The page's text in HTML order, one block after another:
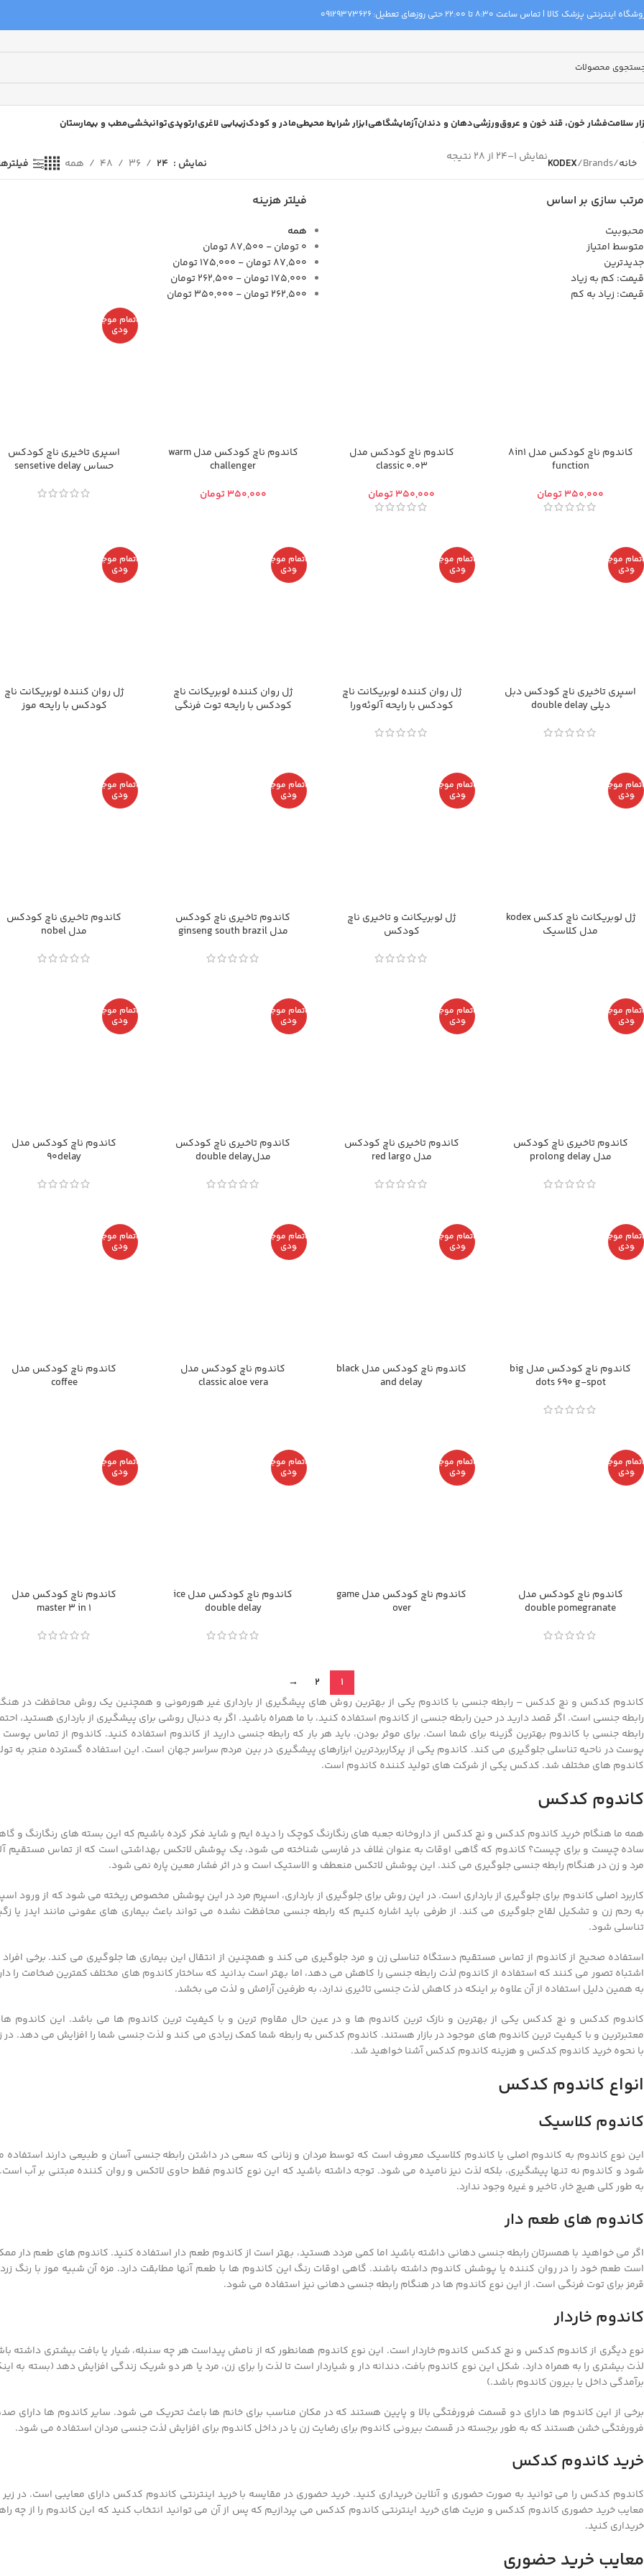
اینترنتی پزشک کالا | تماس ساعت 8:30 تا 22:00 حتی روزهای تعطیل: 09129373626
سلامتفشار خون، قند خون و عروقورزشیدهان و دندانآزمایشگاهیابزار شرایط محیطیمادر و کودکزیبایی لاغریارتوپدیتوانبخشیمطب و بیمارستان
خانه Brands
KODEXنمایش 1–24 از 28 نتیجه نمایش 24
36
48 همه
مرتب سازی بر اساس
محبوبیت
متوسط امتیاز
جدیدترین
قیمت: کم به زیاد
قیمت: زیاد به کم
فیلتر هزینه
همه
0 تومان-
87,500 تومان
87,500 تومان-
175,000 تومان
175,000 تومان-
262,500 تومان
262,500 تومان-
350,000 تومان
کاندوم ناچ کودکس مدل 8in1
function
تومان
کاندوم ناچ کودکس مدل
classic 0.03
تومان
کاندوم ناچ کودکس مدل warm
challenger
تومان
اتمام موج
ودی
اسپری تاخیری ناچ کودکس
حساس sensetive delay
اتمام موج
ودی
اسپری تاخیری ناچ کودکس دبل
دیلی double delay
اتمام موج
ودی
ژل روان کننده لوبریکانت ناچ
کودکس با رایحه آلوئه‌ورا
اتمام موج
ودی
ژل روان کننده لوبریکانت ناچ
کودکس با رایحه توت فرنگی
اتمام موج
ودی
ژل روان کننده لوبریکانت ناچ
کودکس با رایحه موز
اتمام موج
ودی
ژل لوبریکانت ناچ کدکس kodex
مدل کلاسیک
اتمام موج
ودی
ژل لوبریکانت و تاخیری ناچ
کودکس
اتمام موج
ودی
کاندوم تاخیری ناچ کودکس
مدل ginseng south brazil
اتمام موج
ودی
کاندوم تاخیری ناچ کودکس
مدل nobel
اتمام موج
ودی
کاندوم تاخیری ناچ کودکس
مدل prolong delay
اتمام موج
ودی
کاندوم تاخیری ناچ کودکس
مدل red largo
اتمام موج
ودی
کاندوم تاخیری ناچ کودکس
مدلdouble delay
اتمام موج
ودی
کاندوم ناچ کودکس مدل
90delay
اتمام موج
ودی
کاندوم ناچ کودکس مدل big
dots 690 g-spot
اتمام موج
ودی
کاندوم ناچ کودکس مدل black
and delay
اتمام موج
ودی
کاندوم ناچ کودکس مدل
classic aloe vera
اتمام موج
ودی
کاندوم ناچ کودکس مدل
coffee
اتمام موج
ودی
کاندوم ناچ کودکس مدل
double pomegranate
اتمام موج
ودی
کاندوم ناچ کودکس مدل game
over
اتمام موج
ودی
کاندوم ناچ کودکس مدل ice
double delay
اتمام موج
ودی
کاندوم ناچ کودکس مدل
master 3 in 1
1
2
→
کاندوم کدکس و نچ کدکس – رابطه جنسی با کاندوم یکی از بهترین روش های پیشگیری از بارداری غیر هورمونی و همچنین یک روش محافظت در
رابطه جنسی است. اگر قصد دارید در حین رابطه جنسی از کاندوم استفاده کنید، با ما همراه باشید. اگر به دنبال روشی برای پیشگیری از بارداری هستید،
رابطه جنسی با کاندوم بهترین گزینه برای شما است. برای موثر بودن، باید هر بار که رابطه جنسی دارید از کاندوم استفاده کنید. کاندوم از تماس پوست
پوست در ناحیه تناسلی جلوگیری می کند. کاندوم یکی از پرکاربردترین ابزارهای پیشگیری در بین مردم سراسر جهان است. این استفاده گسترده منجر به
کاندوم های مختلف شد. کدکس یکی از شرکت های تولید کننده کاندوم است.
کاندوم کدکس
همه ما هنگام خرید کاندوم کدکس و نچ کدکس از داروخانه جعبه های رنگارنگ کوچک را دیده ایم و شاید فکر کرده باشیم که این بسته های رنگارنگ و
ساده چیست و برای چیست؟ کاندوم که گاهی اوقات به عنوان غلاف در فارسی شناخته می شود، یک پوشش لاتکس بهداشتی است که از تماس مستقیم
مرد و زن در هنگام رابطه جنسی جلوگیری می کند. این پوشش لاتکس منعطف و الاستیک است و در اثر فشار معین پاره نمی شود.
کاربرد اصلی کاندوم برای جلوگیری از بارداری است. در این روش برای جلوگیری از بارداری، اسپرم مرد در این پوشش مخصوص ریخته می شود که از ورود
به رحم زن و تشکیل لقاح جلوگیری می کند. از طرفی باید اشاره کنیم که رابطه جنسی محافظت نشده می تواند باعث بیماری های عفونی مانند ایدز یا
تناسلی شود.
استفاده صحیح از کاندوم از تماس مستقیم دستگاه تناسلی زن و مرد جلوگیری می کند و همچنین از انتقال این بیماری ها جلوگیری می کند. برخی افراد
اشتباه تصور می کنند که استفاده از کاندوم لذت رابطه جنسی را کاهش می دهد، اما بهتر است بدانید که ساختار کاندوم های مختلف کمترین ضخامت را
به همین دلیل استفاده از آن علاوه بر اینکه در کاهش لذت جنسی تاثیری ندارد، به طرفین آرامش و لذت می بخشد.
کاندوم کدکس و نچ کدکس یکی از بهترین و نازک ترین کاندوم ها و در عین حال مقاوم ترین و با کیفیت ترین کاندوم ها می باشد. این کاندوم ها
معتبرترین و با کیفیت ترین کاندوم های موجود در بازار هستند. کاندوم کدکس به رابطه شما کمک زیادی می کند و لذت جنسی شما را افزایش می دهد. در
با نحوه خرید کاندوم کدکس و هزینه کاندوم کدکس آشنا خواهید شد.
انواع کاندوم کدکس
کاندوم کلاسیک
این نوع کاندوم به کاندوم اصلی یا کاندوم کلاسیک معروف است که توسط مردان و زنانی که سعی در داشتن رابطه جنسی آسان و طبیعی دارند استفاده
شود و کاندوم نه تنها پیشگیری، بلکه لذت نیز نامیده می شود. توجه داشته باشید که این نوع کاندوم فقط حاوی لاتکس و روان کننده مبتنی بر آب
به طور کلی هیچ خار، تاخیر و غیره وجود ندارد.
کاندوم های طعم دار
اگر می خواهید با همسرتان رابطه جنسی دهانی داشته باشید اما کمی مردد هستید، بهتر است از کاندوم طعم دار استفاده کنید. کاندوم های طعم دار
است طعم خود را در روان کننده یا پوشش کاندوم داشته باشند. گاهی اوقات رنگ این کاندوم ها با طعم آنها مطابقت دارد. مزه آن شبیه موز با رنگ زرد
قرمز برای توت فرنگی است. از این نوع کاندوم ها در هنگام رابطه جنسی دهانی نیز استفاده می شود.
کاندوم خاردار
نوع دیگری از کاندوم کدکس و نچ کدکس کاندوم خاردار است. این نوع کاندوم همانطور که از نامش پیداست هر چه سنبله، شیار یا بافت بیشتری داشته
لذت بیشتری را به همراه دارد. شکل این نوع کاندوم بافت، دندانه دار و شیاردار است تا لذت را برای زن، مرد یا هر دو شریک زندگی افزایش دهد (بسته به
برآمدگی داخل یا بیرون کاندوم باشد.)
برخی از این کاندوم ها دارای دو قسمت فرورفتگی بالا و پایین هستند که در مکان مناسب برای خانم ها باعث تحریک می شود. سایر کاندوم ها دارای
فرورفتگی خشن هستند که به طور برجسته در قسمت بیرونی کاندوم برای رضایت زن یا در داخل کاندوم برای افزایش لذت جنسی مردان استفاده می شود.
خرید کاندوم کدکس
کاندوم کدکس را می توانید به صورت حضوری و آنلاین خریداری کنید. خرید حضوری در مقایسه با خرید اینترنتی کاندوم کدکس دارای معایبی است. در زیر
معایب خرید حضوری کاندوم کدکس و مزیت های خرید اینترنتی کاندوم کدکس می پردازیم که پس از آن می توانید انتخاب کنید که این کاندوم را از چه
خریداری کنید.
معایب خرید حضوری
linkedin